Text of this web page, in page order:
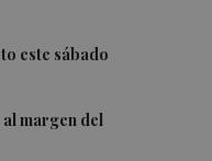
este sábado
margen del